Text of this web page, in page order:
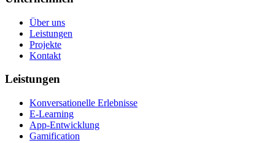
Über uns
Leistungen
Projekte
Kontakt
Leistungen
Konversationelle Erlebnisse
E-Learning
App-Entwicklung
Gamification